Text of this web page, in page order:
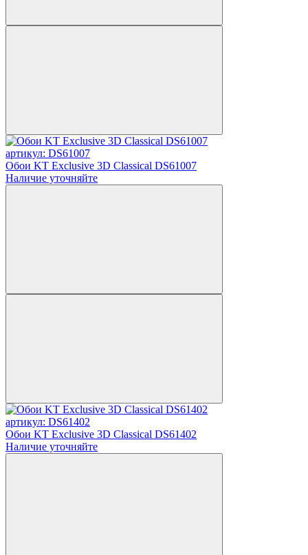
артикул: DS61007
Обои KT Exclusive 3D Classical DS61007
Наличие уточняйте
артикул: DS61402
Обои KT Exclusive 3D Classical DS61402
Наличие уточняйте